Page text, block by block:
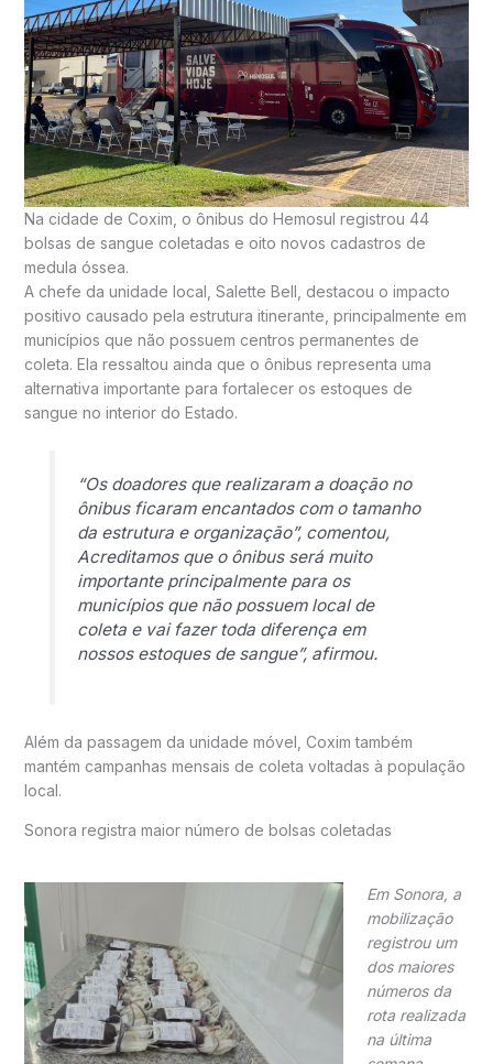
Na cidade de Coxim, o ônibus do Hemosul registrou 44
bolsas de sangue coletadas e oito novos cadastros de
medula óssea.
A chefe da unidade local, Salette Bell , destacou o impacto
positivo causado pela estrutura itinerante, principalmente em
municípios que não possuem centros permanentes de
coleta. Ela ressaltou ainda que o ônibus representa uma
alternativa importante para fortalecer os estoques de
sangue no interior do Estado.
“Os doadores que realizaram a doação no
ônibus ficaram encantados com o tamanho
da estrutura e organização”, comentou,
Acreditamos que o ônibus será muito
importante principalmente para os
municípios que não possuem local de
coleta e vai fazer toda diferença em
nossos estoques de sangue”, afirmou.
Além da passagem da unidade móvel, Coxim também
mantém campanhas mensais de coleta voltadas à população
local.
Sonora registra maior número de bolsas coletadas
Em Sonora, a
mobilização
registrou um
dos maiores
números da
rota realizada
na última